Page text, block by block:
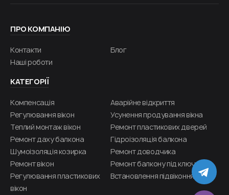
ПРО КОМПАНІЮ
Контакти
Блог
Наші роботи
КАТЕГОРІЇ
Компенсація
Аварійне відкриття
Регулювання вікон
Усунення продування вікна
Теплий монтаж вікон
Ремонт пластикових дверей
Ремонт даху балкона
Гідроізоляція балкона
Шумоізоляція козирка
Ремонт доводчика
Ремонт вікон
Ремонт балкону під ключ
Регулювання пластикових
вікон
Встановлення підвіконня